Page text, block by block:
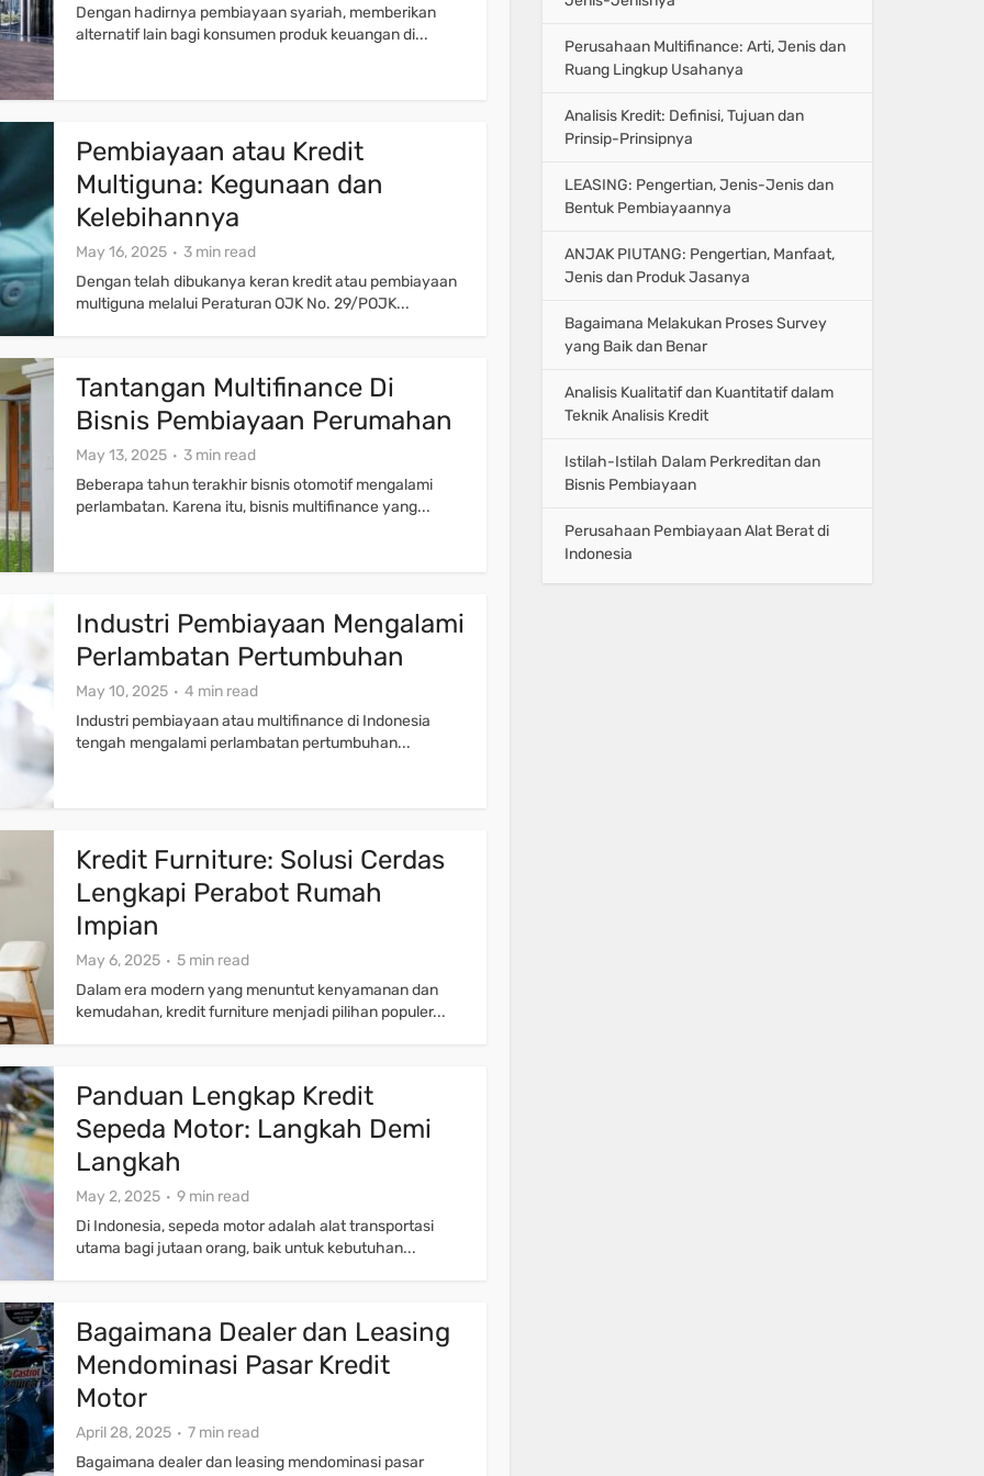
Dengan hadirnya pembiayaan syariah, memberikan
alternatif lain bagi konsumen produk keuangan di...
Pembiayaan atau Kredit
Multiguna: Kegunaan dan
Kelebihannya
May 16, 2025
3 min read
Dengan telah dibukanya keran kredit atau pembiayaan
multiguna melalui Peraturan OJK No. 29/POJK...
Tantangan Multifinance Di
Bisnis Pembiayaan Perumahan
May 13, 2025
3 min read
Beberapa tahun terakhir bisnis otomotif mengalami
perlambatan. Karena itu, bisnis multifinance yang...
Industri Pembiayaan Mengalami
Perlambatan Pertumbuhan
May 10, 2025
4 min read
Industri pembiayaan atau multifinance di Indonesia
tengah mengalami perlambatan pertumbuhan...
Kredit Furniture: Solusi Cerdas
Lengkapi Perabot Rumah
Impian
May 6, 2025
5 min read
Dalam era modern yang menuntut kenyamanan dan
kemudahan, kredit furniture menjadi pilihan populer...
Panduan Lengkap Kredit
Sepeda Motor: Langkah Demi
Langkah
May 2, 2025
9 min read
Di Indonesia, sepeda motor adalah alat transportasi
utama bagi jutaan orang, baik untuk kebutuhan...
Bagaimana Dealer dan Leasing
Mendominasi Pasar Kredit
Motor
April 28, 2025
7 min read
Bagaimana dealer dan leasing mendominasi pasar
Perusahaan Multifinance: Arti, Jenis dan
Ruang Lingkup Usahanya
Analisis Kredit: Definisi, Tujuan dan
Prinsip-Prinsipnya
LEASING: Pengertian, Jenis-Jenis dan
Bentuk Pembiayaannya
ANJAK PIUTANG: Pengertian, Manfaat,
Jenis dan Produk Jasanya
Bagaimana Melakukan Proses Survey
yang Baik dan Benar
Analisis Kualitatif dan Kuantitatif dalam
Teknik Analisis Kredit
Istilah-Istilah Dalam Perkreditan dan
Bisnis Pembiayaan
Perusahaan Pembiayaan Alat Berat di
Indonesia